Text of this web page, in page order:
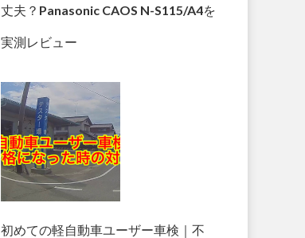
丈夫？Panasonic CAOS N-S115/A4を
実測レビュー
初めての軽自動車ユーザー車検｜不